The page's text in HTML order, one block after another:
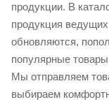
продукции. В
продукция
обновляются,
популярные
Мы отправляем
выбираем